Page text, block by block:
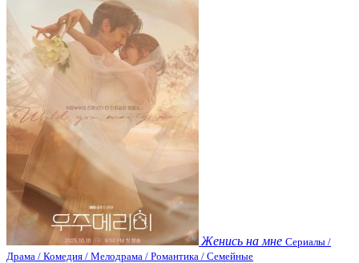
Женись на мне Сериалы /
Драма / Комедия / Мелодрама / Романтика / Семейные